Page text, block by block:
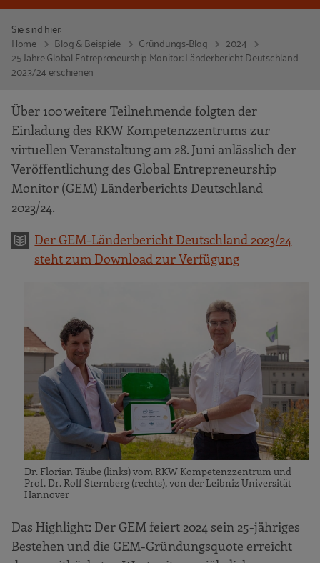
Sie sind hier:
Home
Blog & Beispiele Gründungs-Blog
2024
25 Jahre Global Entrepreneurship Monitor: Länderbericht Deutschland
2023/24 erschienen
Über 100 weitere Teilnehmende folgten der
Einladung des RKW Kompetenzzentrums zur
virtuellen Veranstaltung am 28. Juni anlässlich der
Veröffentlichung des Global Entrepreneurship
Monitor (GEM) Länderberichts Deutschland
2023/24.
Der GEM-Länderbericht Deutschland 2023/24
steht zum Download zur Verfügung
Dr. Florian Täube (links) vom RKW Kompetenzzentrum und
Prof. Dr. Rolf Sternberg (rechts), von der Leibniz Universität
Hannover
Das Highlight: Der GEM feiert 2024 sein 25-jähriges
Bestehen und die GEM-Gründungsquote erreicht